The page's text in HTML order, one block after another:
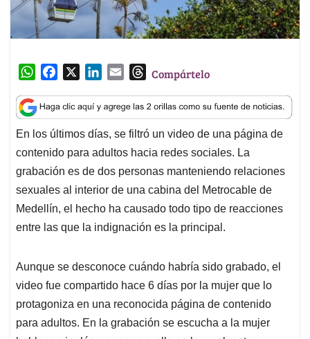
W
a
t
s
A
p
p
c
e
b
o
o
k
n
k
e
d
I
n
a
i
l
T
r
e
a
d
s
Compártelo
En los últimos días, se filtró un video de una página de
contenido para adultos hacia redes sociales. La
grabación es de dos personas manteniendo relaciones
sexuales al interior de una cabina del Metrocable de
Medellín, el hecho ha causado todo tipo de reacciones
entre las que la indignación es la principal.
Aunque se desconoce cuándo habría sido grabado, el
video fue compartido hace 6 días por la mujer que lo
protagoniza en una reconocida página de contenido
para adultos. En la grabación se escucha a la mujer